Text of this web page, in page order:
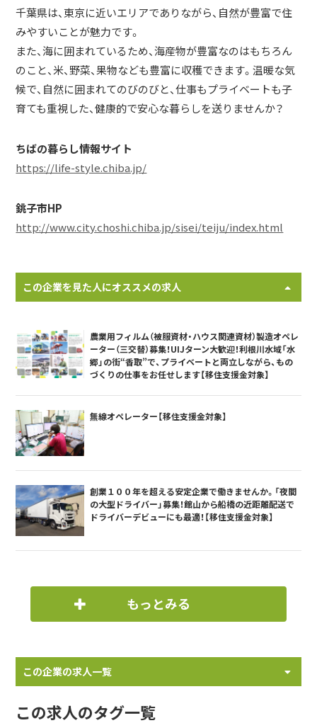
千葉県は、東京に近いエリアでありながら、自然が豊富で住
みやすいことが魅力です。
また、海に囲まれているため、海産物が豊富なのはもちろん
のこと、米、野菜、果物なども豊富に収穫できます。温暖な気
候で、自然に囲まれてのびのびと、仕事もプライベートも子
育ても重視した、健康的で安心な暮らしを送りませんか？
ちばの暮らし情報サイト
https://life-style.chiba.jp/
銚子市HP
http://www.city.choshi.chiba.jp/sisei/teiju/index.html
この企業を見た人にオススメの求人
農業用フィルム（被服資材・ハウス関連資材）製造オペレ
ーター（三交替）募集！UIJターン大歓迎！利根川水域「水
郷」の街“香取”で、プライベートと両立しながら、もの
づくりの仕事をお任せします【移住支援金対象】
無線オペレーター【移住支援金対象】
創業１００年を超える安定企業で働きませんか。「夜間
の大型ドライバー」募集！館山から船橋の近距離配送で
ドライバーデビューにも最適！【移住支援金対象】
もっとみる
この企業の求人一覧
この求人のタグ一覧